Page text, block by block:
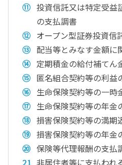
投資信託又は特定受益
の支払調書
オープン型証券投資信
配当等とみなす金額に
定期積金の給付補てん
匿名組合契約等の利益
生命保険契約等の一時
生命保険契約等の年金
損害保険契約等の満期
損害保険契約等の年金
保険等代理報酬の支払